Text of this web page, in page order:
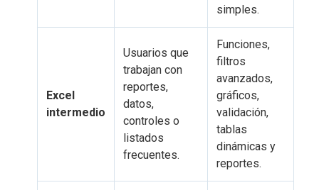
simples.
Excel
intermedio
Usuarios que
trabajan con
reportes,
datos,
controles o
listados
frecuentes.
Funciones,
filtros
avanzados,
gráficos,
validación,
tablas
dinámicas y
reportes.